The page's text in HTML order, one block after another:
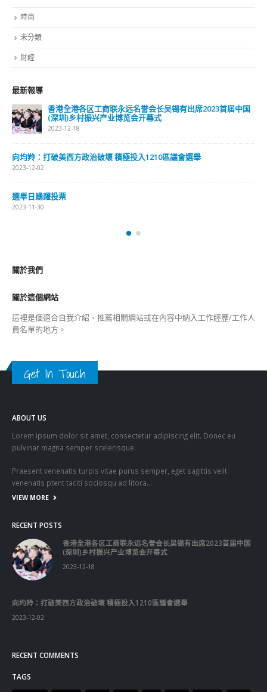
時尚
未分類
財經
最新報導
香港全港各区工商联永远名誉会长吴锡有出席2023首届中国
(深圳)乡村振兴产业博览会开幕式
2023-12-18
向均羚：打破美西方政治破壞 積極投入1210區議會選舉
2023-12-02
選舉日踴躍投票
2023-11-30
關於我們
關於這個網站
這裡是個適合自我介紹、推薦相關網站或在內容中納入工作經歷/工作人
員名單的地方。
Get In Touch
ABOUT US
Lorem ipsum dolor sit amet, consectetur adipiscing elit. Donec eu
pulvinar magna semper scelerisque.
Praesent venenatis turpis vitae purus semper, eget sagittis velit
venenatis ptent taciti sociosqu ad litora…
VIEW MORE
RECENT POSTS
香港全港各区工商联永远名誉会长吴锡有出席2023首届中国
(深圳)乡村振兴产业博览会开幕式
2023-12-18
向均羚：打破美西方政治破壞 積極投入1210區議會選舉
2023-12-02
RECENT COMMENTS
TAGS